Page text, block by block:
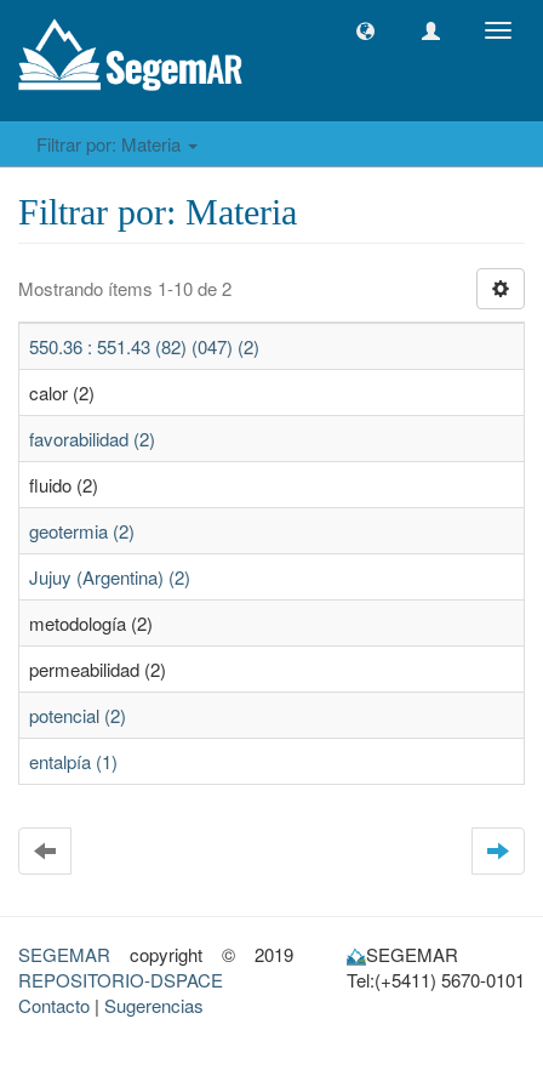
Filtrar por: Materia
Filtrar por: Materia
Mostrando ítems 1-10 de 2
550.36 : 551.43 (82) (047) (2)
calor (2)
favorabilidad (2)
fluido (2)
geotermia (2)
Jujuy (Argentina) (2)
metodología (2)
permeabilidad (2)
potencial (2)
entalpía (1)
SEGEMAR copyright © 2019
REPOSITORIO-DSPACE
Contacto | Sugerencias
SEGEMAR
Tel:(+5411) 5670-0101